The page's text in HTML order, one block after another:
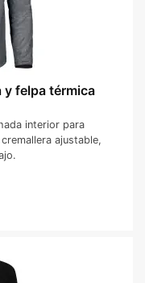
y felpa térmica
interior para
ajustable,